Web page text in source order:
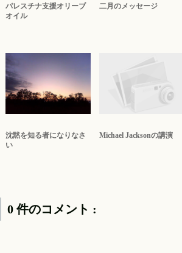
パレスチナ支援オリーブ
オイル
二月のメッセージ
沈黙を知る者になりなさ
い
Michael Jacksonの講演
0 件のコメント :